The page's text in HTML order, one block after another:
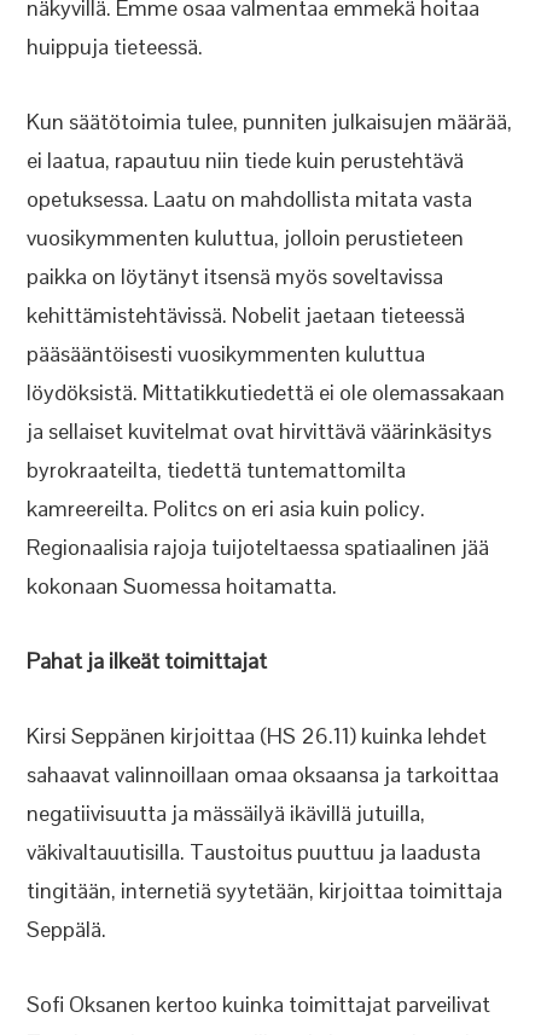
näkyvillä. Emme osaa valmentaa emmekä hoitaa
huippuja tieteessä.
Kun säätötoimia tulee, punniten julkaisujen määrää,
ei laatua, rapautuu niin tiede kuin perustehtävä
opetuksessa. Laatu on mahdollista mitata vasta
vuosikymmenten kuluttua, jolloin perustieteen
paikka on löytänyt itsensä myös soveltavissa
kehittämistehtävissä. Nobelit jaetaan tieteessä
pääsääntöisesti vuosikymmenten kuluttua
löydöksistä. Mittatikkutiedettä ei ole olemassakaan
ja sellaiset kuvitelmat ovat hirvittävä väärinkäsitys
byrokraateilta, tiedettä tuntemattomilta
kamreereilta. Politcs on eri asia kuin policy.
Regionaalisia rajoja tuijoteltaessa spatiaalinen jää
kokonaan Suomessa hoitamatta.
Pahat ja ilkeät toimittajat
Kirsi Seppänen kirjoittaa (HS 26.11) kuinka lehdet
sahaavat valinnoillaan omaa oksaansa ja tarkoittaa
negatiivisuutta ja mässäilyä ikävillä jutuilla,
väkivaltauutisilla. Taustoitus puuttuu ja laadusta
tingitään, internetiä syytetään, kirjoittaa toimittaja
Seppälä.
Sofi Oksanen kertoo kuinka toimittajat parveilivat